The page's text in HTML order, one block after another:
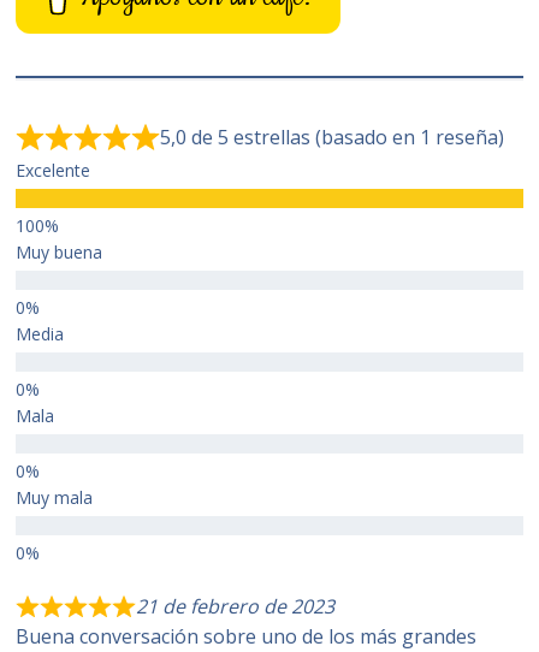
5,0 de 5 estrellas (basado en 1 reseña)
Excelente
Muy buena
Media
Mala
Muy mala
21 de febrero de 2023
Buena conversación sobre uno de los más grandes